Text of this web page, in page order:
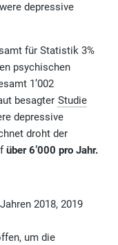
depressive
für Statistik 3%
psychischen
1’002
besagter Studie
depressive
droht der
über 6’000 pro Jahr.
2018, 2019
um die